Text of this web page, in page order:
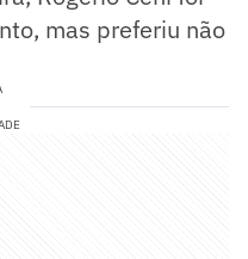
mas preferiu não